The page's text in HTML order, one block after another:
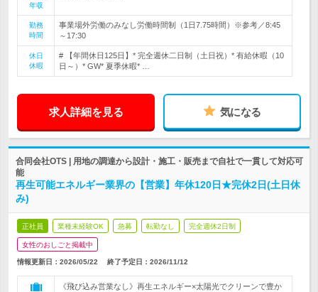
年収
勤務
時間
事業場外労働のみなし労働時間制（1日7.75時間）※参考／8:45
～17:30
休日
休暇
# 【年間休日125日】* 完全週休二日制（土日祝）* 有給休暇（10
日～）* GW* 夏季休暇* …
求人詳細を見る 気になる
合同会社OTS | 用地の調達から設計・施工・販売まで自社で一貫して対応可
能
再生可能エネルギー業界の【営業】年休120日★完休2日(土日休
み)
正社員 業種未経験OK 急募 転勤なし 完全週休2日制
女性のおしごと掲載中
情報更新日：2026/05/22 終了予定日： 2026/11/12
《飛び込み営業なし》再生エネルギー×太陽光でクリーンで豊か